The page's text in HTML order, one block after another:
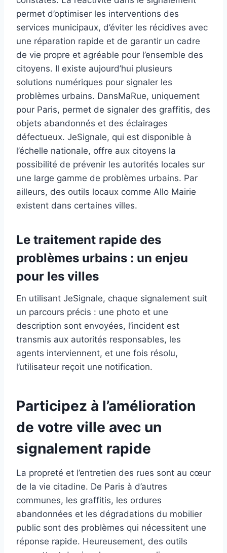
permet d’optimiser les interventions des
services municipaux, d’éviter les récidives avec
une réparation rapide et de garantir un cadre
de vie propre et agréable pour l’ensemble des
citoyens. Il existe aujourd’hui plusieurs
solutions numériques pour signaler les
problèmes urbains. DansMaRue, uniquement
pour Paris, permet de signaler des graffitis, des
objets abandonnés et des éclairages
défectueux. JeSignale, qui est disponible à
l’échelle nationale, offre aux citoyens la
possibilité de prévenir les autorités locales sur
une large gamme de problèmes urbains. Par
ailleurs, des outils locaux comme Allo Mairie
existent dans certaines villes.
Le traitement rapide des
problèmes urbains : un enjeu
pour les villes
En utilisant JeSignale, chaque signalement suit
un parcours précis : une photo et une
description sont envoyées, l’incident est
transmis aux autorités responsables, les
agents interviennent, et une fois résolu,
l’utilisateur reçoit une notification.
Participez à l’amélioration
de votre ville avec un
signalement rapide
La propreté et l’entretien des rues sont au cœur
de la vie citadine. De Paris à d’autres
communes, les graffitis, les ordures
abandonnées et les dégradations du mobilier
public sont des problèmes qui nécessitent une
réponse rapide. Heureusement, des outils